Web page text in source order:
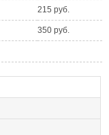
215 руб.
350 руб.